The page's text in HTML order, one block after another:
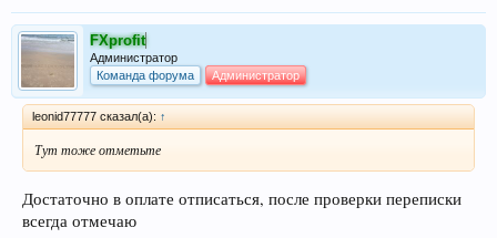
FXprofit
Администратор
Команда форума
Администратор
leonid77777 сказал(а): ↑
Тут тоже отметьте
Достаточно в оплате отписаться, после проверки переписки
всегда отмечаю